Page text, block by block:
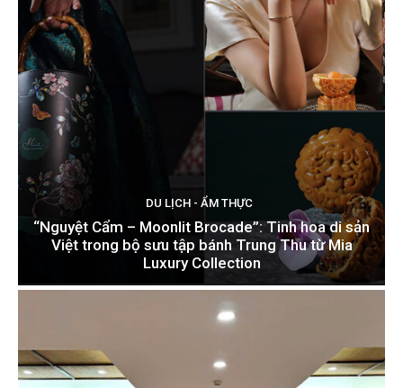
DU LỊCH - ẨM THỰC
“Nguyệt Cẩm – Moonlit Brocade”: Tinh hoa di sản
Việt trong bộ sưu tập bánh Trung Thu từ Mia
Luxury Collection